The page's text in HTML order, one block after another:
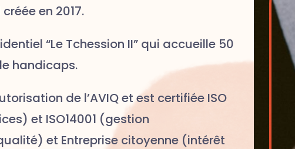
en 2017.
“Le Tchession II” qui accueille 50
handicaps.
de l’AVIQ et est certifiée ISO
et ISO14001 (gestion
et Entreprise citoyenne (intérêt